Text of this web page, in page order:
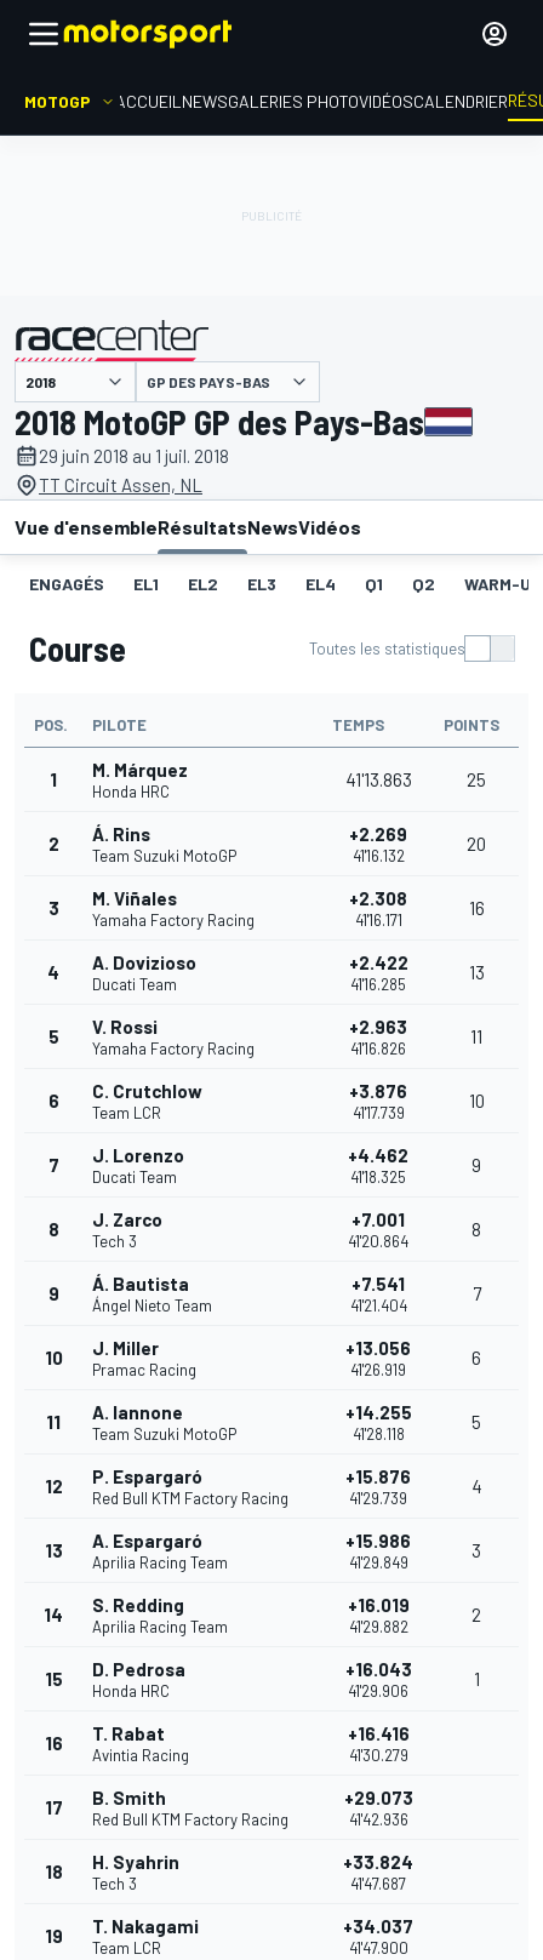
MOTOGP ACCUEIL NEWSGALERIES PHOTOVIDÉOSCALENDRIER
présenté par GP DES PAYS-BAS
2018 MotoGP GP des Pays-Bas
29 juin 2018 au 1 juil. 2018
TT Circuit Assen, NL
Vue d'ensembleRésultatsNewsVidéos
ENGAGÉS EL1 EL2 EL3 EL4 Q1 Q2 WARM-UP
Course Toutes les statistiques
POS. PILOTE TEMPS POINTS
1 M. Márquez
Honda HRC
41'13.863 25
2 Á. Rins
Team Suzuki MotoGP
+2.269
41'16.132
20
3 M. Viñales
Yamaha Factory Racing
+2.308
41'16.171
16
4 A. Dovizioso
Ducati Team
+2.422
41'16.285
13
5 V. Rossi
Yamaha Factory Racing
+2.963
41'16.826
11
6 C. Crutchlow
Team LCR
+3.876
41'17.739
10
7 J. Lorenzo
Ducati Team
+4.462
41'18.325
9
8 J. Zarco
Tech 3
+7.001
41'20.864
8
9 Á. Bautista
Ángel Nieto Team
+7.541
41'21.404
7
10 J. Miller
Pramac Racing
+13.056
41'26.919
6
11 A. Iannone
Team Suzuki MotoGP
+14.255
41'28.118
5
12 P. Espargaró
Red Bull KTM Factory Racing
+15.876
41'29.739
4
13 A. Espargaró
Aprilia Racing Team
+15.986
41'29.849
3
14 S. Redding
Aprilia Racing Team
+16.019
41'29.882
2
15 D. Pedrosa
Honda HRC
+16.043
41'29.906
1
16 T. Rabat
Avintia Racing
+16.416
41'30.279
17 B. Smith
Red Bull KTM Factory Racing
+29.073
41'42.936
18 H. Syahrin
Tech 3
+33.824
41'47.687
19 T. Nakagami
Team LCR
+34.037
41'47.900